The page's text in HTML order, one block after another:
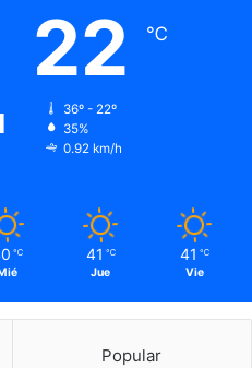
22 ℃
36º - 22º
35%
0.92 km/h
℃ 41 ℃
Jue
41 ℃
Vie
Popular